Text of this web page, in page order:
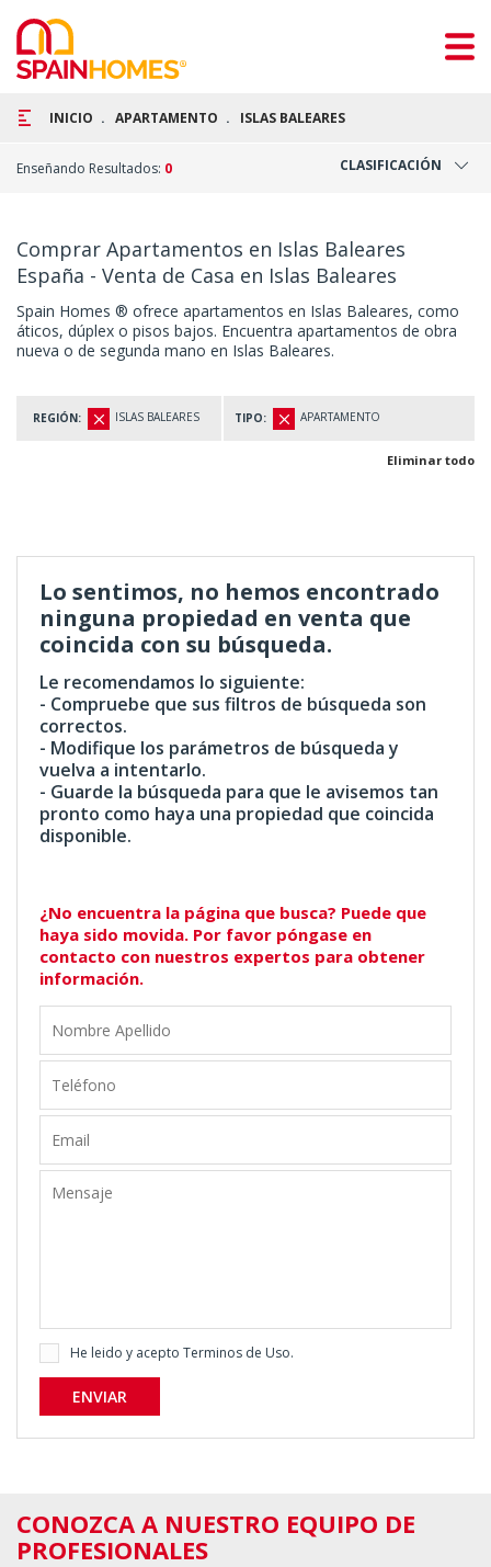
INICIO APARTAMENTO ISLAS BALEARES
CLASIFICACIÓN
Enseñando Resultados: 0
Comprar Apartamentos en Islas Baleares
España - Venta de Casa en Islas Baleares
Spain Homes ® ofrece apartamentos en Islas Baleares, como
áticos, dúplex o pisos bajos. Encuentra apartamentos de obra
nueva o de segunda mano en Islas Baleares.
REGIÓN: ISLAS BALEARES TIPO: APARTAMENTO
Eliminar todo
Lo sentimos, no hemos encontrado
ninguna propiedad en venta que
coincida con su búsqueda.
Le recomendamos lo siguiente:
- Compruebe que sus filtros de búsqueda son
correctos.
- Modifique los parámetros de búsqueda y
vuelva a intentarlo.
- Guarde la búsqueda para que le avisemos tan
pronto como haya una propiedad que coincida
disponible.
¿No encuentra la página que busca? Puede que
haya sido movida. Por favor póngase en
contacto con nuestros expertos para obtener
información.
He leido y acepto Terminos de Uso.
ENVIAR
CONOZCA A NUESTRO EQUIPO DE
PROFESIONALES